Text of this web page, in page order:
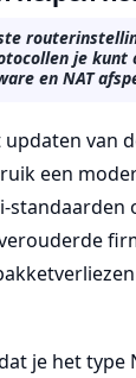
je kunt
en NAT
updaten van
een
standaarden
je het type